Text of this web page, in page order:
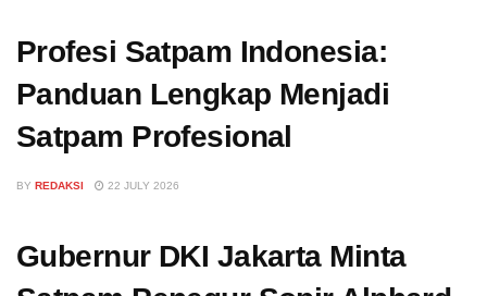
Profesi Satpam Indonesia:
Panduan Lengkap Menjadi
Satpam Profesional
BY REDAKSI 22 JULY 2026
Gubernur DKI Jakarta Minta